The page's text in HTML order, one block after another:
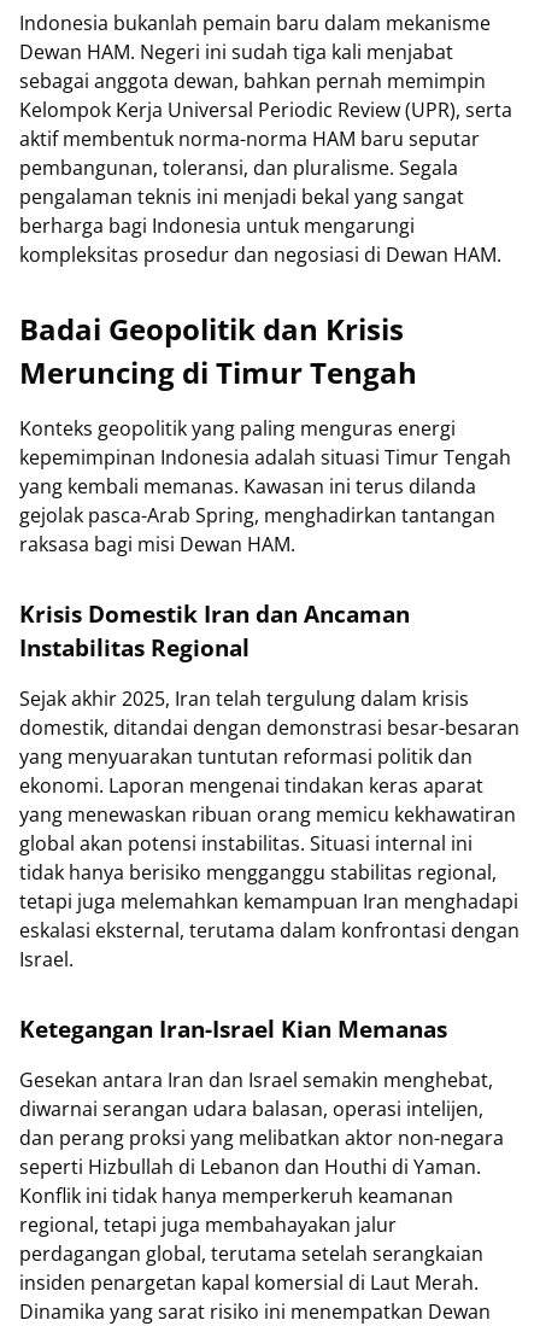
Indonesia bukanlah pemain baru dalam mekanisme
Dewan HAM. Negeri ini sudah tiga kali menjabat
sebagai anggota dewan, bahkan pernah memimpin
Kelompok Kerja Universal Periodic Review (UPR), serta
aktif membentuk norma-norma HAM baru seputar
pembangunan, toleransi, dan pluralisme. Segala
pengalaman teknis ini menjadi bekal yang sangat
berharga bagi Indonesia untuk mengarungi
kompleksitas prosedur dan negosiasi di Dewan HAM.
Badai Geopolitik dan Krisis
Meruncing di Timur Tengah
Konteks geopolitik yang paling menguras energi
kepemimpinan Indonesia adalah situasi Timur Tengah
yang kembali memanas. Kawasan ini terus dilanda
gejolak pasca-Arab Spring, menghadirkan tantangan
raksasa bagi misi Dewan HAM.
Krisis Domestik Iran dan Ancaman
Instabilitas Regional
Sejak akhir 2025, Iran telah tergulung dalam krisis
domestik, ditandai dengan demonstrasi besar-besaran
yang menyuarakan tuntutan reformasi politik dan
ekonomi. Laporan mengenai tindakan keras aparat
yang menewaskan ribuan orang memicu kekhawatiran
global akan potensi instabilitas. Situasi internal ini
tidak hanya berisiko mengganggu stabilitas regional,
tetapi juga melemahkan kemampuan Iran menghadapi
eskalasi eksternal, terutama dalam konfrontasi dengan
Israel.
Ketegangan Iran-Israel Kian Memanas
Gesekan antara Iran dan Israel semakin menghebat,
diwarnai serangan udara balasan, operasi intelijen,
dan perang proksi yang melibatkan aktor non-negara
seperti Hizbullah di Lebanon dan Houthi di Yaman.
Konflik ini tidak hanya memperkeruh keamanan
regional, tetapi juga membahayakan jalur
perdagangan global, terutama setelah serangkaian
insiden penargetan kapal komersial di Laut Merah.
Dinamika yang sarat risiko ini menempatkan Dewan